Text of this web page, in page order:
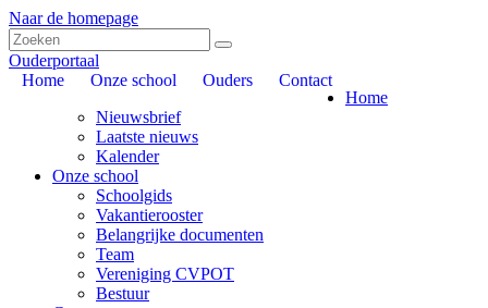
Naar de homepage
Ouderportaal
Home
Onze school Ouders
Contact
Home
Nieuwsbrief
Laatste nieuws
Kalender
Onze school
Schoolgids
Vakantierooster
Belangrijke documenten
Team
Vereniging CVPOT
Bestuur